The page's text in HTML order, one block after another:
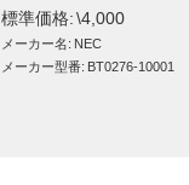
標準価格 \4,000
メーカー名 NEC
メーカー型番 BT0276-10001